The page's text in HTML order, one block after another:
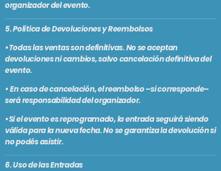
organizador del evento.
5. Política de Devoluciones y Reembolsos
•Todas las ventas son definitivas. No se aceptan
devoluciones ni cambios, salvo cancelación definitiva del
evento.
•En caso de cancelación, el reembolso –si corresponde–
será responsabilidad del organizador.
•Si el evento es reprogramado, la entrada seguirá siendo
válida para la nueva fecha. No se garantiza la devolución si
no podés asistir.
6. Uso de las Entradas